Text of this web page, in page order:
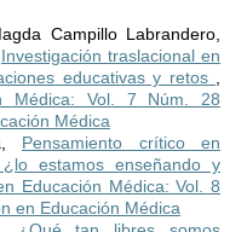
Campillo Labrandero,
Investigación traslacional en
educativas y retos ,
Médica: Vol. 7 Núm. 28
Médica
Pensamiento crítico en
estamos enseñando y
Educación Médica: Vol. 8
en Educación Médica